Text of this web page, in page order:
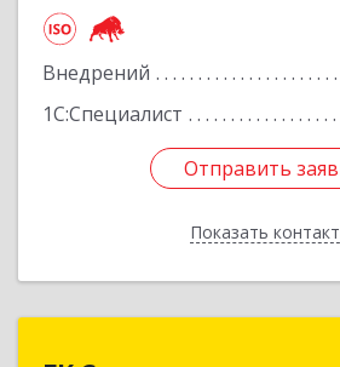
Внедрений
1С:Специалист
Отправить
Показать
Монтажников ул, дом №
Отправить
Назад